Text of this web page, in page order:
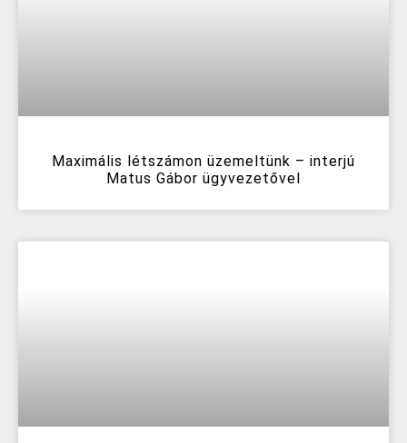
Maximális létszámon üzemeltünk – interjú
Matus Gábor ügyvezetővel